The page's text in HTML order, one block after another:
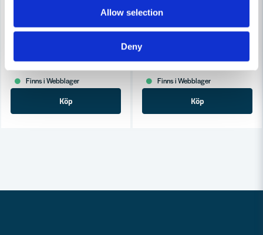
Allow selection
Deny
Pica VISOR Märkpenna Vit
132 kr
91 kr
Finns i Webblager
Köp
PICA-MARKER
Pica Märkpenna Blå
137 kr
85 kr
Finns i Webblager
Köp